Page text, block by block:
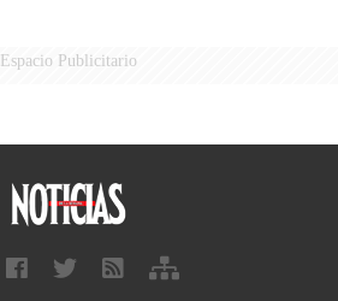
Espacio Publicitario